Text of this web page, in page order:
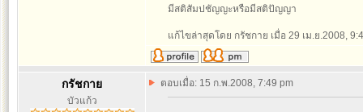
มีสติสัมปชัญญะหรือมีสติปัญญา
แก้ไขล่าสุดโดย กรัชกาย เมื่อ 29 เม.ย.2008,
กรัชกาย
บัวแก้ว
ตอบเมื่อ: 15 ก.พ.2008, 7:49 pm